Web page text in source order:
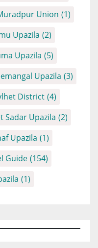
Union (1)
Upazila (2)
Upazila (5)
Upazila (3)
District (4)
Sadar Upazila (2)
Upazila (1)
Guide (154)
(1)